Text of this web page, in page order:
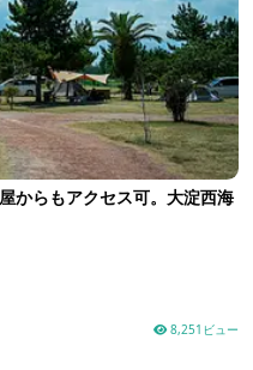
からもアクセス可。大淀西海
8,251ビュー